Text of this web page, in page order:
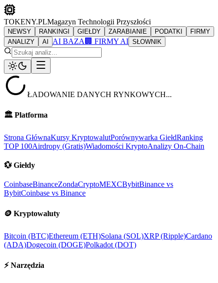
TOKENY.PLMagazyn Technologii Przyszłości
NEWSY RANKINGI GIEŁDY ZARABIANIE PODATKI
FIRMY
ANALIZY
AI AI BAZA 🏢 FIRMY AI SŁOWNIK
ŁADOWANIE DANYCH RYNKOWYCH...
🏛️ Platforma
Strona GłównaKursy KryptowalutPorównywarka GiełdRanking
TOP 100Airdropy (Gratis)Wiadomości KryptoAnalizy On-Chain
💱 Giełdy
CoinbaseBinanceZondaCryptoMEXCBybitBinance vs
BybitCoinbase vs Binance
🪙 Kryptowaluty
Bitcoin (BTC)Ethereum (ETH)Solana (SOL)XRP (Ripple)Cardano
(ADA)Dogecoin (DOGE)Polkadot (DOT)
⚡ Narzędzia